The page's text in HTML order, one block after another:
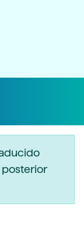
posterior